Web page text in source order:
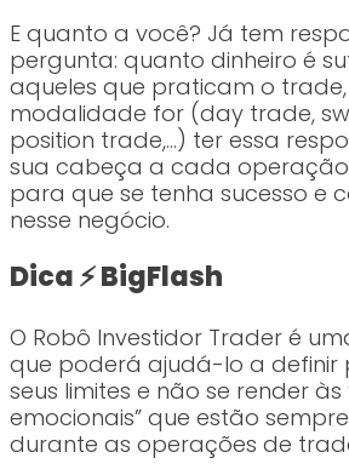
E quanto a você? Já tem
pergunta: quanto dinheiro é
aqueles que praticam o
modalidade for (day trade,
position trade,…) ter essa
sua cabeça a cada
para que se tenha sucesso e
nesse negócio.
Dica ⚡ BigFlash
O Robô Investidor Trader é
que poderá ajudá-lo a definir
seus limites e não se render
emocionais” que estão
durante as operações de